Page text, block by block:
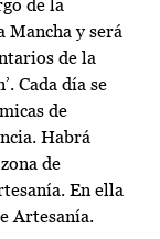
de la
Mancha y será
de la
Cada día se
de
Habrá
de
En ella
Artesanía.